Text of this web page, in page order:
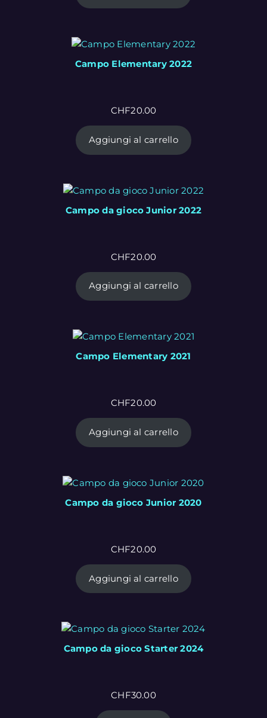
Campo Elementary 2022
CHF20.00
Aggiungi al carrello
Campo da gioco Junior 2022
CHF20.00
Aggiungi al carrello
Campo Elementary 2021
CHF20.00
Aggiungi al carrello
Campo da gioco Junior 2020
CHF20.00
Aggiungi al carrello
Campo da gioco Starter 2024
CHF30.00